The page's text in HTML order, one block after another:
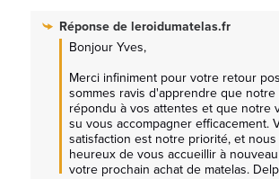
Réponse de leroidumatelas.fr
Bonjour Yves,
Merci infiniment pour votre retour
sommes ravis d'apprendre que
répondu à vos attentes et que notre
su vous accompagner efficacement.
satisfaction est notre priorité, et
heureux de vous accueillir à
votre prochain achat de matelas.